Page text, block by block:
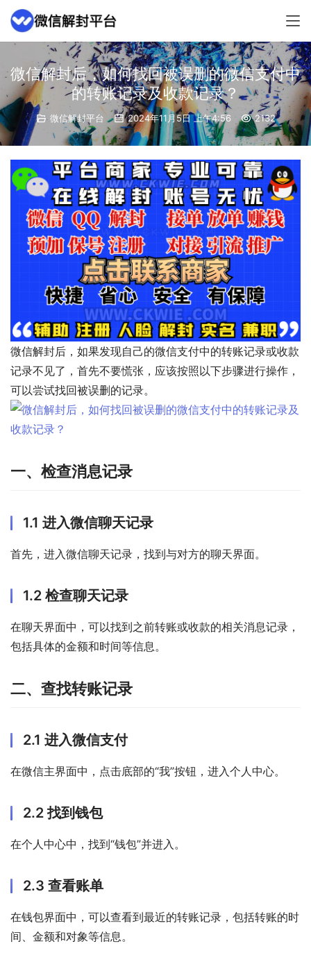
微信解封后，如何找回被误删的微信支付中
的转账记录及收款记录？
微信解封平台 2024年11月5日 上午4:56 2132
微信解封后，如果发现自己的微信支付中的转账记录或收款
记录不见了，首先不要慌张，应该按照以下步骤进行操作，
可以尝试找回被误删的记录。
一、检查消息记录
1.1 进入微信聊天记录
首先，进入微信聊天记录，找到与对方的聊天界面。
1.2 检查聊天记录
在聊天界面中，可以找到之前转账或收款的相关消息记录，
包括具体的金额和时间等信息。
二、查找转账记录
2.1 进入微信支付
在微信主界面中，点击底部的“我”按钮，进入个人中心。
2.2 找到钱包
在个人中心中，找到“钱包”并进入。
2.3 查看账单
在钱包界面中，可以查看到最近的转账记录，包括转账的时
间、金额和对象等信息。